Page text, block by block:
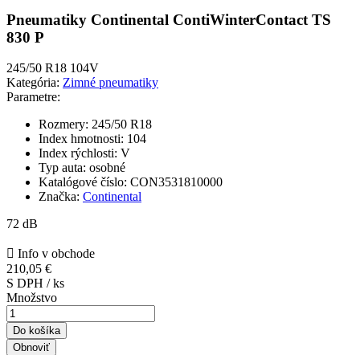
Pneumatiky Continental ContiWinterContact TS
830 P
245/50 R18 104V
Kategória: Zimné pneumatiky
Parametre:
Rozmery: 245/50 R18
Index hmotnosti: 104
Index rýchlosti: V
Typ auta: osobné
Katalógové číslo: CON3531810000
Značka: Continental
72 dB
 Info v obchode
210,05 €
S DPH / ks
Množstvo
Do košíka